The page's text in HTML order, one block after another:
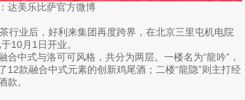
达美乐比萨官方微博
行业后，好利来集团再度跨界，在北京三里屯机电院
10月1日开业。
中式与洛可可风格，共分为两层。一楼名为“龍吟”，
款融合中式元素的创新鸡尾酒；二楼“龍隐”则主打经
款。